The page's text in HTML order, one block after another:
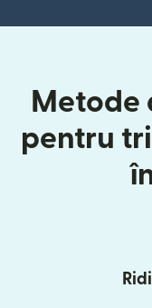
Metode
pentru